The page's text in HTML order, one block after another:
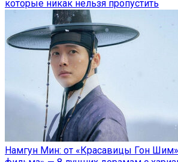
которые никак нельзя пропустить
Намгун Мин: от «Красавицы Гон